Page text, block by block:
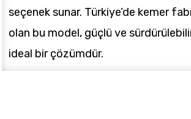
seçenek sunar. Türkiye’de kemer
olan bu model, güçlü ve
ideal bir çözümdür.